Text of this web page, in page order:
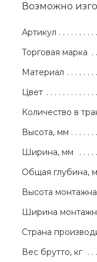
Возможно
Артикул
Торговая марка
Материал
Цвет
Количество в
Высота, мм
Ширина, мм
Общая глубина,
Высота
Ширина
Страна
Вес брутто, кг